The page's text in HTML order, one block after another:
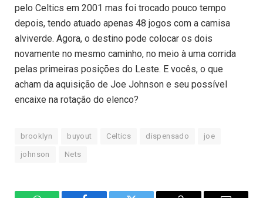
pelo Celtics em 2001 mas foi trocado pouco tempo
depois, tendo atuado apenas 48 jogos com a camisa
alviverde. Agora, o destino pode colocar os dois
novamente no mesmo caminho, no meio à uma corrida
pelas primeiras posições do Leste. E vocês, o que
acham da aquisição de Joe Johnson e seu possível
encaixe na rotação do elenco?
brooklyn buyout Celtics dispensado joe
johnson Nets